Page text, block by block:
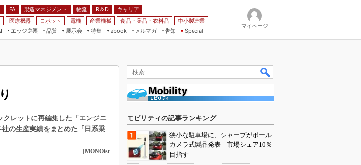
FA 製造マネジメント 物流 R＆D
キャリア
医療機器 ロボット 電機 産業機械 食品・薬品・衣料品
中小製造業
エッジ逆襲 品質
展示会
ティショー
特集
AR
ールドサービス
込み画像技術
ebook
素材／化学
メルマガ
告知 Special
マイページ
レットに再編集した「エンジニ
の生産実績をまとめた「日系乗
[MONOist]
モビリティの記事ランキング
狭小な駐車場に、シャープがポール
カメラ式製品発表 市場シェア10％
目指す